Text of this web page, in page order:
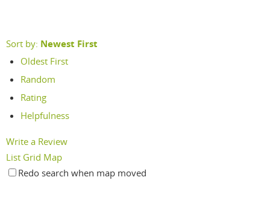
Sort by: Newest First
Oldest First
Random
Rating
Helpfulness
Write a Review
List Grid Map
Redo search when map moved